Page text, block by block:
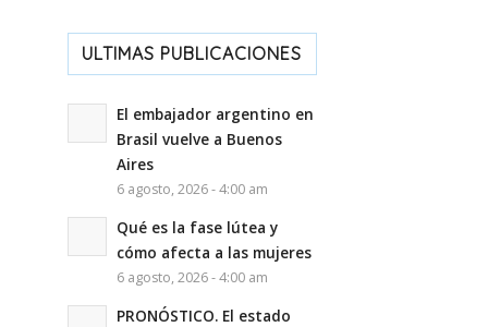
ULTIMAS PUBLICACIONES
El embajador argentino en
Brasil vuelve a Buenos
Aires
6 agosto, 2026 - 4:00 am
Qué es la fase lútea y
cómo afecta a las mujeres
6 agosto, 2026 - 4:00 am
PRONÓSTICO. El estado